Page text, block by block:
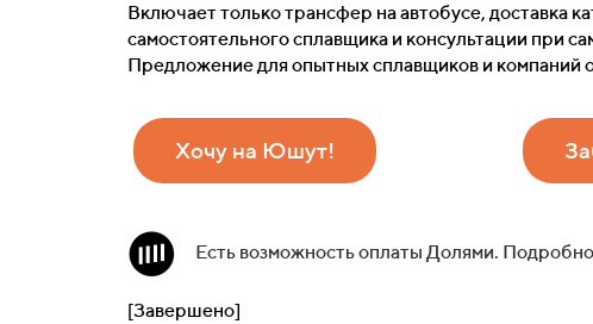
Включает только трансфер на автобусе, доставка
самостоятельного сплавщика и консультации при
Предложение для опытных сплавщиков и компаний
Хочу на Юшут!
Есть возможность оплаты Долями.
[Завершено]